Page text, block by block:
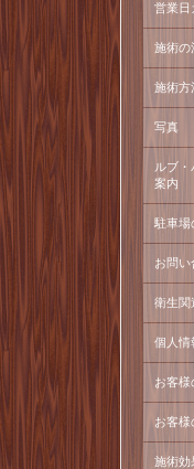
営業日
施術の
施術方
写真
ルブ
案内
駐車場
お問い
衛生関
個人情
お客様
お客様
施術効